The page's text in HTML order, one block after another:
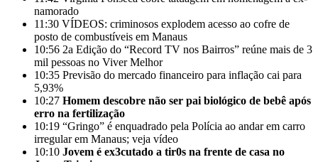
namorado
11:30 VÍDEOS: criminosos explodem acesso ao cofre de
posto de combustíveis em Manaus
10:56 2a Edição do “Record TV nos Bairros” reúne mais de 3
mil pessoas no Viver Melhor
10:35 Previsão do mercado financeiro para inflação cai para
5,93%
10:27 Homem descobre não ser pai biológico de bebê após
erro na fertilização
10:19 “Gringo” é enquadrado pela Polícia ao andar em carro
irregular em Manaus; veja vídeo
10:10 Jovem é ex3cutado a tir0s na frente de casa no